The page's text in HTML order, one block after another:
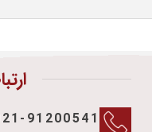
91200541